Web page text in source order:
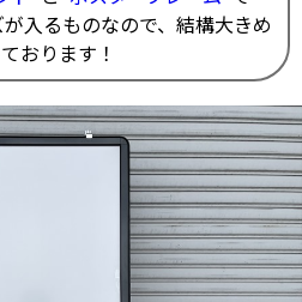
入るものなので、結構大きめ
おります！